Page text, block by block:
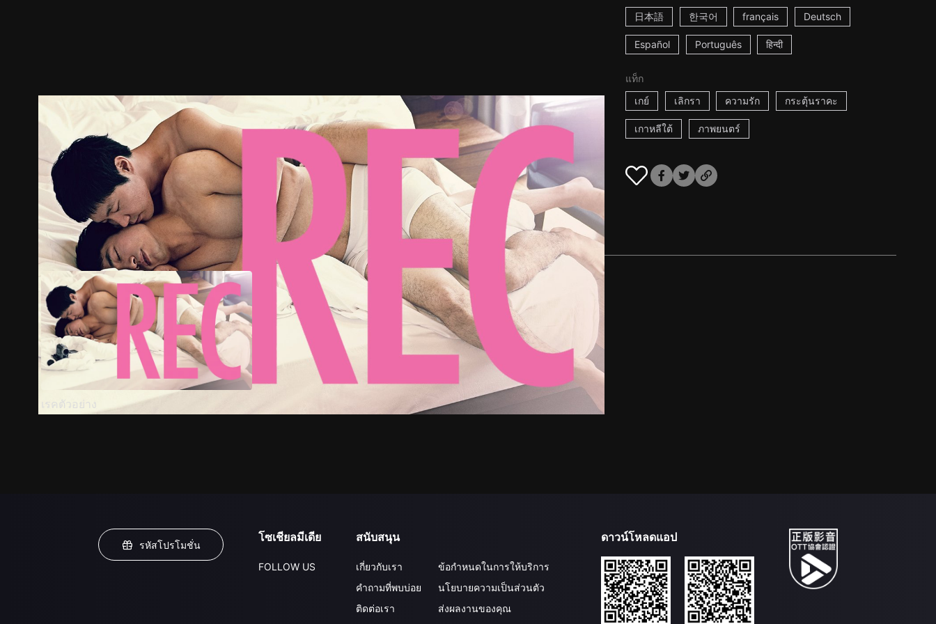
日本語 한국어 français Deutsch
Español Português हिन्दी
แท็ก
เกย์
เลิกรา ความรัก กระตุ้นราคะ
เกาหลีใต้ ภาพยนตร์
ตัวอย่าง ภาพนิ่ง เนื้อหาที่แนะนำ รายละเอียด
เรคตัวอย่าง
รหัสโปรโมชั่น
โซเชียลมีเดีย
FOLLOW US
สนับสนุน
เกี่ยวกับเรา
คำถามที่พบบ่อย
ติดต่อเรา
ข้อกำหนดในการให้บริการ
นโยบายความเป็นส่วนตัว
ส่งผลงานของคุณ
ดาวน์โหลดแอป